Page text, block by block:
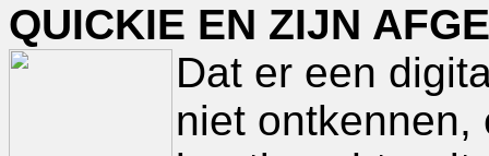
QUICKIE EN ZIJN
Dat er een
niet ontkennen,